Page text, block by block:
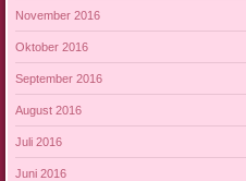
November 2016
Oktober 2016
September 2016
August 2016
Juli 2016
Juni 2016